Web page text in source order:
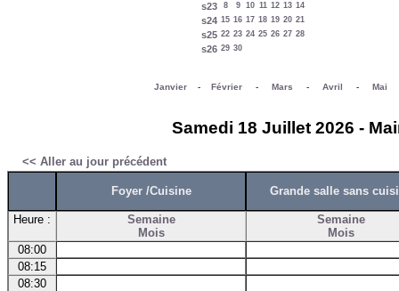
s23 8 9 10 11 12 13 14
s24 15 16 17 18 19 20 21
s25 22 23 24 25 26 27 28
s26 29 30
Janvier- Février- Mars - Avril - Mai
Samedi 18 Juillet 2026 -
<< Aller au jour précédent
Foyer /Cuisine Grande salle sans
Heure :
Semaine
Mois
Semaine
Mois
08:00
08:15
08:30